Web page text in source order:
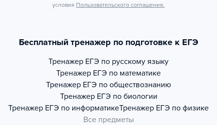
условия Пользовательского соглашения.
Бесплатный тренажер по подготовке к ЕГЭ
Тренажер ЕГЭ по русскому языку
Тренажер ЕГЭ по математике
Тренажер ЕГЭ по обществознанию
Тренажер ЕГЭ по биологии
Тренажер ЕГЭ по информатикеТренажер ЕГЭ по физике
Все предметы